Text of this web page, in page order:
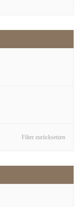
Filter zurücksetzen